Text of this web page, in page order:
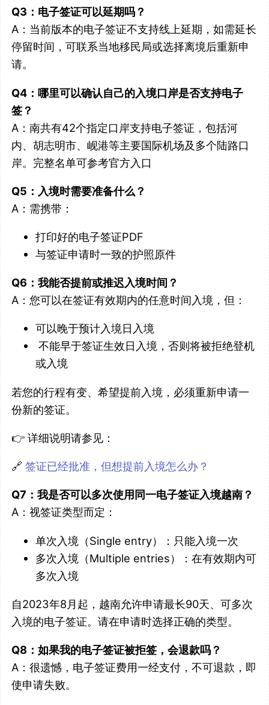
Q3：电子签证可以延期吗？
A：当前版本的电子签证不支持线上延期，如需延长
停留时间，可联系当地移民局或选择离境后重新申
请。
Q4：哪里可以确认自己的入境口岸是否支持电子
签？
A：南共有42个指定口岸支持电子签证，包括河
内、胡志明市、岘港等主要国际机场及多个陆路口
岸。完整名单可参考官方入口
Q5：入境时需要准备什么？
A：需携带：
打印好的电子签证PDF
与签证申请时一致的护照原件
Q6：我能否提前或推迟入境时间？
A：您可以在签证有效期内的任意时间入境，但：
可以晚于预计入境日入境
不能早于签证生效日入境，否则将被拒绝登机
或入境
若您的行程有变、希望提前入境，必须重新申请一
份新的签证。
👉 详细说明请参见：
🔗签证已经批准，但想提前入境怎么办？
Q7：我是否可以多次使用同一电子签证入境越南？
A：视签证类型而定：
单次入境（Single entry）：只能入境一次
多次入境（Multiple entries）：在有效期内可
多次入境
自2023年8月起，越南允许申请最长90天、可多次
入境的电子签证。请在申请时选择正确的类型。
Q8：如果我的电子签证被拒签，会退款吗？
A：很遗憾，电子签证费用一经支付，不可退款，即
使申请失败。